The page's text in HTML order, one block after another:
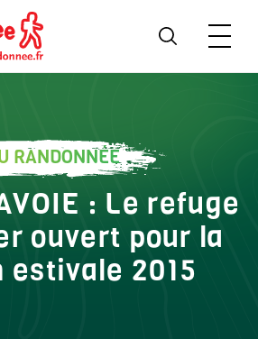
RANDONNÉE
: Le refuge
ouvert pour la
estivale 2015